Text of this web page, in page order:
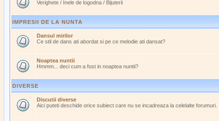
Verighete / Inele de logodna / Bijuterii
IMPRESII DE LA NUNTA
Dansul mirilor
Ce stil de dans ati abordat si pe ce melodie ati dansat?
Noaptea nuntii
Hmmm... deci cum a fost in noaptea nuntii?
DIVERSE
Discutii diverse
Aici puteti deschide orice subiect care nu se incadreaza la celelalte forumuri.